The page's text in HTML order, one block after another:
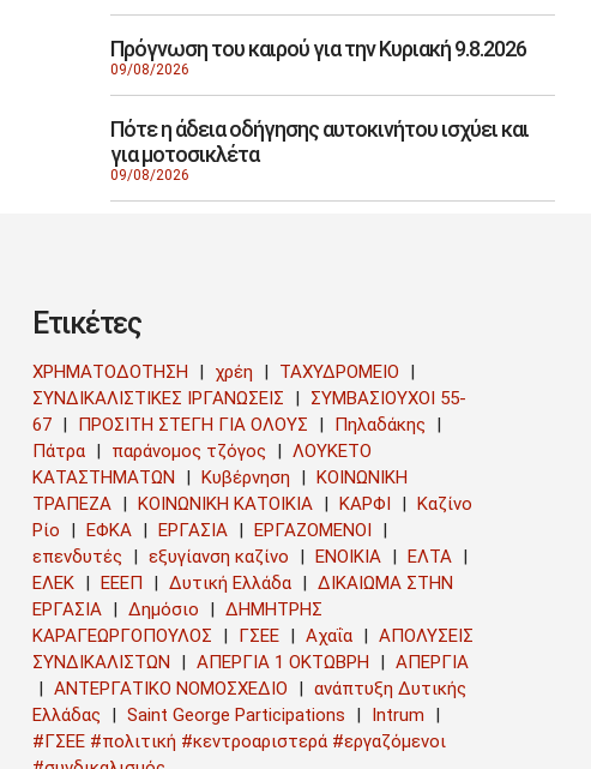
Πρόγνωση του καιρού για την Κυριακή 9.8.2026
09/08/2026
Πότε η άδεια οδήγησης αυτοκινήτου ισχύει και
για μοτοσικλέτα
09/08/2026
Ετικέτες
ΧΡΗΜΑΤΟΔΟΤΗΣΗ χρέη
ΤΑΧΥΔΡΟΜΕΙΟ
ΣΥΝΔΙΚΑΛΙΣΤΙΚΕΣ ΙΡΓΑΝΩΣΕΙΣ
ΣΥΜΒΑΣΙΟΥΧΟΙ 55-
67
ΠΡΟΣΙΤΗ ΣΤΕΓΗ ΓΙΑ ΟΛΟΥΣ
Πηλαδάκης
Πάτρα
παράνομος τζόγος
ΛΟΥΚΕΤΟ
ΚΑΤΑΣΤΗΜΑΤΩΝ
Κυβέρνηση
ΚΟΙΝΩΝΙΚΗ
ΤΡΑΠΕΖΑ
ΚΟΙΝΩΝΙΚΗ ΚΑΤΟΙΚΙΑ ΚΑΡΦΙ
Καζίνο
Ρίο
ΕΦΚΑ ΕΡΓΑΣΙΑ
ΕΡΓΑΖΟΜΕΝΟΙ
επενδυτές
εξυγίανση καζίνο ΕΝΟΙΚΙΑ
ΕΛΤΑ
ΕΛΕΚ
ΕΕΕΠ Δυτική Ελλάδα
ΔΙΚΑΙΩΜΑ ΣΤΗΝ
ΕΡΓΑΣΙΑ
Δημόσιο
ΔΗΜΗΤΡΗΣ
ΚΑΡΑΓΕΩΡΓΟΠΟΥΛΟΣ
ΓΣΕΕ Αχαΐα
ΑΠΟΛΥΣΕΙΣ
ΣΥΝΔΙΚΑΛΙΣΤΩΝ
ΑΠΕΡΓΙΑ 1 ΟΚΤΩΒΡΗ
ΑΠΕΡΓΙΑ
ΑΝΤΕΡΓΑΤΙΚΟ ΝΟΜΟΣΧΕΔΙΟ
ανάπτυξη Δυτικής
Ελλάδας
Saint George Participations
Intrum
#ΓΣΕΕ #πολιτική #κεντροαριστερά #εργαζόμενοι